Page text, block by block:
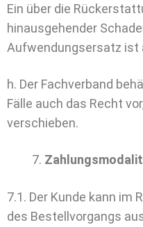
Ein über die
hinausgehender
Aufwendungsersatz ist
h. Der Fachverband
Fälle auch das Recht
verschieben.
7.1. Der Kunde kann im
des Bestellvorgangs